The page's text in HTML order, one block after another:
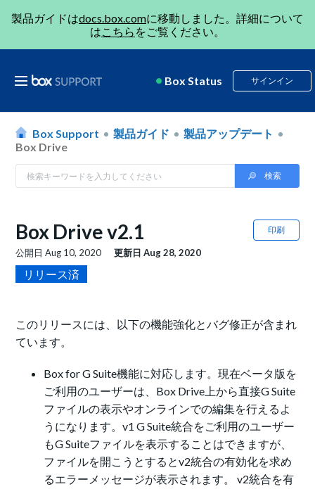
製品ガイドはdocs.box.comに移動しました。詳細について
はこちら をご覧ください。
Box Status サインイン
Box Support 製品ガイド
製品アップデート
Box Drive
印刷
Box Drive v2.1
公開日Aug 10, 2020 更新日Aug 28, 2020
リリース済
このリリースには、以下の機能強化とバグ修正が含まれ
ています。
Box for G Suite機能に対応します。現在ベータ版を
ご利用のユーザーは、Box Drive上から直接G Suite
ファイルの表示やオンラインでの編集を行えるよ
うになります。v1 G Suite統合をご利用のユーザー
もG Suiteファイルを表示することはできますが、
ファイルを開こうとするとv2統合の有効化を求め
るエラーメッセージが表示されます。 v2統合を有